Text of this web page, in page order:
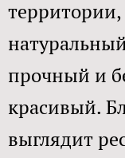
территории,
прочный и
красивый.
выглядит